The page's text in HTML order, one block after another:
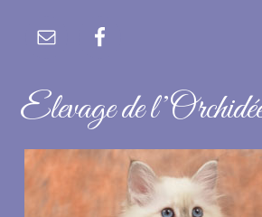
Elevage de